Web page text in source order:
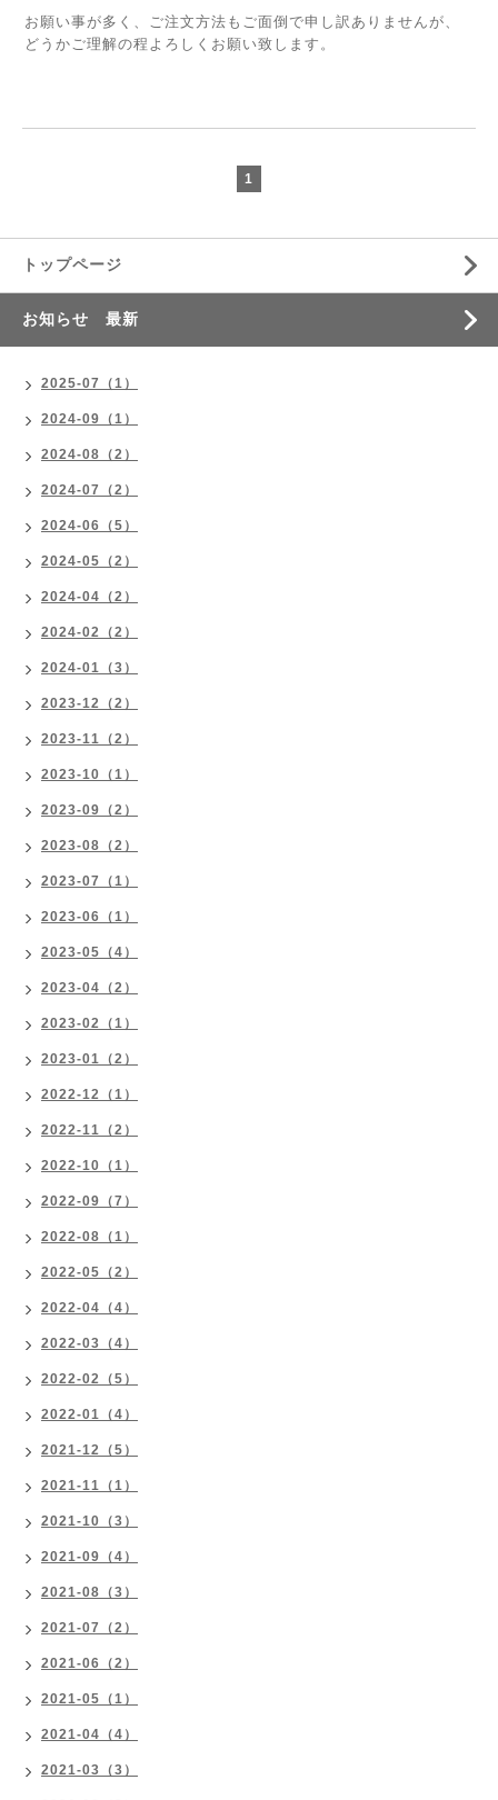
お願い事が多く、ご注文方法もご面倒で申し訳ありませんが、
どうかご理解の程よろしくお願い致します。
1
トップページ
お知らせ 最新
2025-07（1）
2024-09（1）
2024-08（2）
2024-07（2）
2024-06（5）
2024-05（2）
2024-04（2）
2024-02（2）
2024-01（3）
2023-12（2）
2023-11（2）
2023-10（1）
2023-09（2）
2023-08（2）
2023-07（1）
2023-06（1）
2023-05（4）
2023-04（2）
2023-02（1）
2023-01（2）
2022-12（1）
2022-11（2）
2022-10（1）
2022-09（7）
2022-08（1）
2022-05（2）
2022-04（4）
2022-03（4）
2022-02（5）
2022-01（4）
2021-12（5）
2021-11（1）
2021-10（3）
2021-09（4）
2021-08（3）
2021-07（2）
2021-06（2）
2021-05（1）
2021-04（4）
2021-03（3）